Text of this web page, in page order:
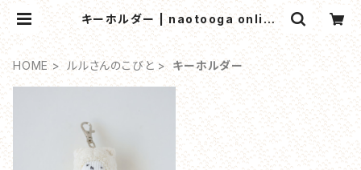
キーホルダー | naotooga online
shop
HOME ルルさんのこびと キーホルダー